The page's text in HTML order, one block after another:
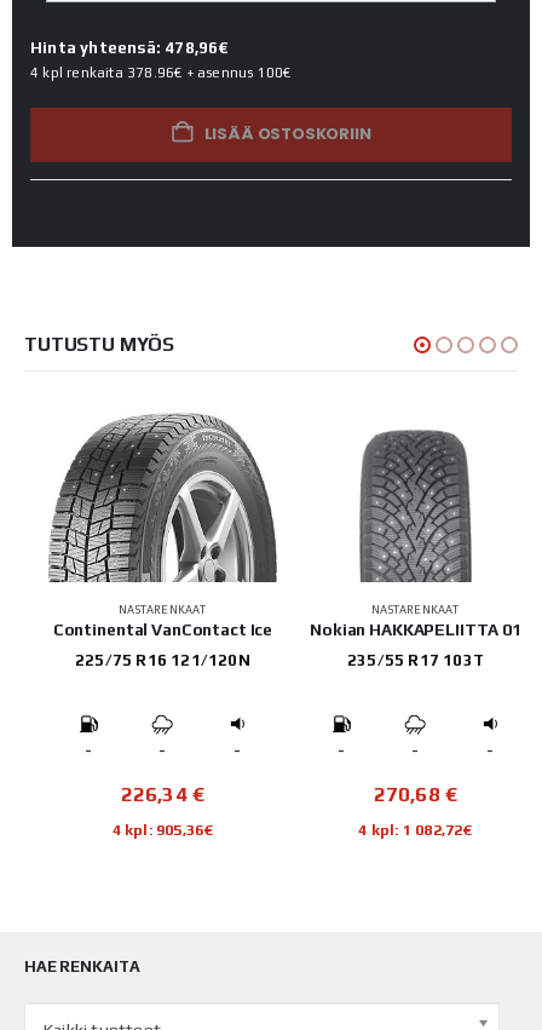
Hinta yhteensä: 478,96€
4 kpl renkaita 378.96€ + asennus 100€
LISÄÄ OSTOSKORIIN
TUTUSTU MYÖS
NASTARENKAAT
Continental VanContact Ice
225/75 R16 121/120N
- - -
226,34€
4 kpl: 905,36€
NASTARENKAAT
Nokian HAKKAPELIITTA 01
235/55 R17 103T
- - -
270,68€
4 kpl: 1 082,72€
HAE RENKAITA